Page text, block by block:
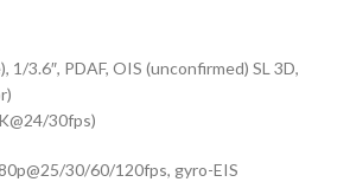
1/3.6″, PDAF, OIS (unconfirmed) SL 3D,
30fps)
30/60/120fps, gyro-EIS